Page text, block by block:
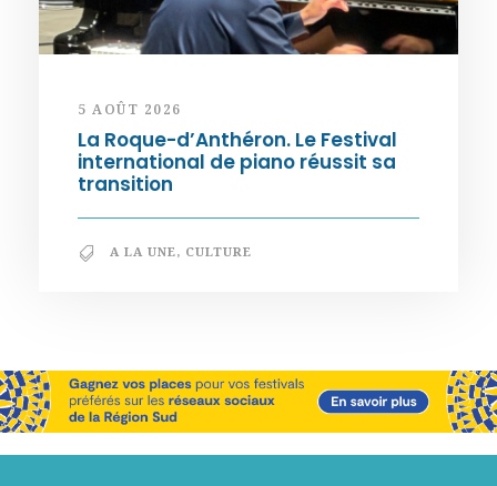
5 AOÛT 2026
La Roque-d’Anthéron. Le Festival
international de piano réussit sa
transition
A LA UNE, CULTURE